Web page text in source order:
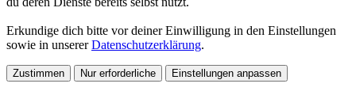
Erkundige dich bitte vor deiner Einwilligung in den Einstellungen
sowie in unsererDatenschutzerklärung.
Zustimmen Nur erforderliche Einstellungen anpassen